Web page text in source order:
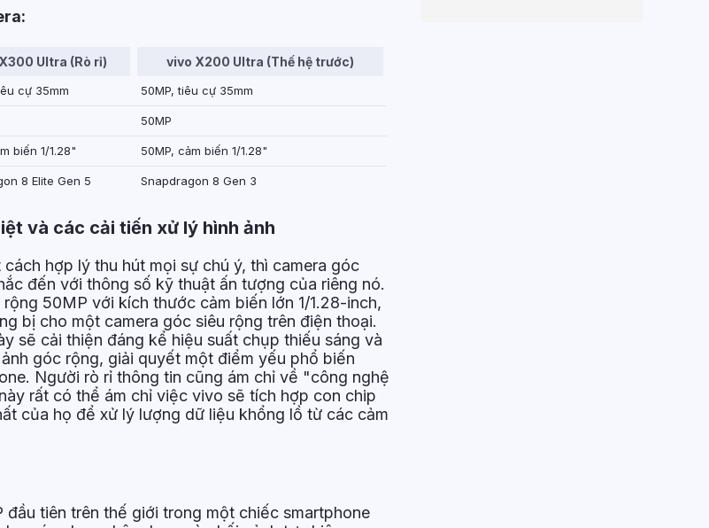
Ultra (Rò rỉ)
vivo X200 Ultra (Thế hệ trước)
cự 35mm 50MP, tiêu cự 35mm
50MP
biến 1/1.28" 50MP, cảm biến 1/1.28"
8 Elite Gen 5 Snapdragon 8 Gen 3
và các cải tiến xử lý hình ảnh
hợp lý thu hút mọi sự chú ý, thì camera góc
đến với thông số kỹ thuật ấn tượng của riêng nó.
50MP với kích thước cảm biến lớn 1/1.28-inch,
bị cho một camera góc siêu rộng trên điện thoại.
sẽ cải thiện đáng kể hiệu suất chụp thiếu sáng và
góc rộng, giải quyết một điểm yếu phổ biến
Người rò rỉ thông tin cũng ám chỉ về "công nghệ
rất có thể ám chỉ việc vivo sẽ tích hợp con chip
của họ để xử lý lượng dữ liệu khổng lồ từ các cảm
tiên trên thế giới trong một chiếc smartphone